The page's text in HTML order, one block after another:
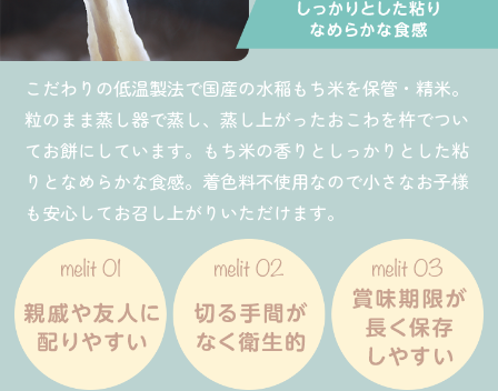
こだわりの低温製法で国産の水稲もち米を保管・精米。
粒のまま蒸し器で蒸し、蒸し上がったおこわを杵でつい
てお餅にしています。もち米の香りとしっかりとした粘
りとなめらかな食感。着色料不使用なので小さなお子様
も安心してお召し上がりいただけます。